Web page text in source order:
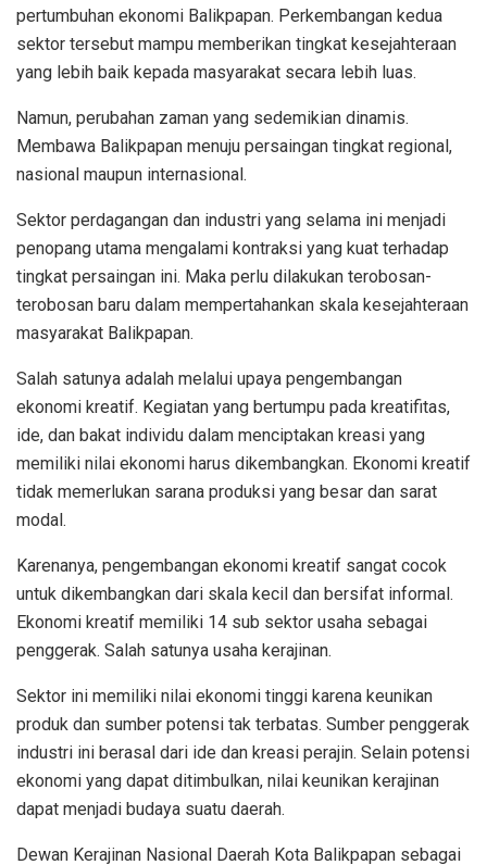
pertumbuhan ekonomi Balikpapan. Perkembangan kedua
sektor tersebut mampu memberikan tingkat kesejahteraan
yang lebih baik kepada masyarakat secara lebih luas.
Namun, perubahan zaman yang sedemikian dinamis.
Membawa Balikpapan menuju persaingan tingkat regional,
nasional maupun internasional.
Sektor perdagangan dan industri yang selama ini menjadi
penopang utama mengalami kontraksi yang kuat terhadap
tingkat persaingan ini. Maka perlu dilakukan terobosan-
terobosan baru dalam mempertahankan skala kesejahteraan
masyarakat Balikpapan.
Salah satunya adalah melalui upaya pengembangan
ekonomi kreatif. Kegiatan yang bertumpu pada kreatifitas,
ide, dan bakat individu dalam menciptakan kreasi yang
memiliki nilai ekonomi harus dikembangkan. Ekonomi kreatif
tidak memerlukan sarana produksi yang besar dan sarat
modal.
Karenanya, pengembangan ekonomi kreatif sangat cocok
untuk dikembangkan dari skala kecil dan bersifat informal.
Ekonomi kreatif memiliki 14 sub sektor usaha sebagai
penggerak. Salah satunya usaha kerajinan.
Sektor ini memiliki nilai ekonomi tinggi karena keunikan
produk dan sumber potensi tak terbatas. Sumber penggerak
industri ini berasal dari ide dan kreasi perajin. Selain potensi
ekonomi yang dapat ditimbulkan, nilai keunikan kerajinan
dapat menjadi budaya suatu daerah.
Dewan Kerajinan Nasional Daerah Kota Balikpapan sebagai